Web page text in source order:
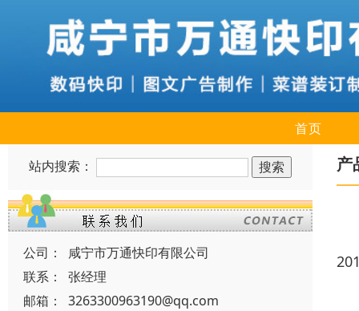
首页
站内搜索：
公司：
咸宁市万通快印有限公司
联系：
张经理
邮箱：
3263300963190@qq.com
产